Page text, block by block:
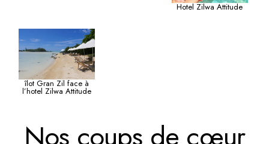
Hotel Zilwa Attitude
îlot Gran Zil face à
l’hotel Zilwa Attitude